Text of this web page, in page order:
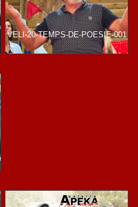
VELI-20-TEMPS-DE-POESIE-001